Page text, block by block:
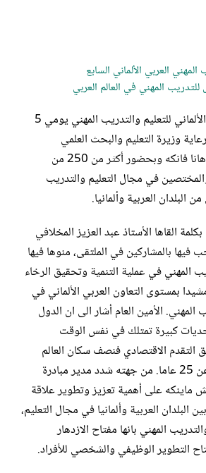
العربي الألماني السابع
المهني في العالم العربي
انعقد الملتقى العربي الألماني للتعليم والتدريب المهني يومي 5
2016 م برعاية وزيرة التعليم والبحث العلمي
الاتحادية الدكتورة يوهانا فانكه وبحضور أكثر من 250 من
في مجال التعليم والتدريب
البلدان العربية وألمانيا.
القاها الأستاذ عبد العزيز المخلافي
فيها بالمشاركين في الملتقى، منوها فيها
المهني في عملية التنمية وتحقيق الرخاء
بمستوى التعاون العربي الألماني في
المهني. الأمين العام أشار الى ان الدول
كبيرة تمتلك في نفس الوقت
التقدم الاقتصادي فنصف سكان العالم
العربي تقل أعمارهم عن 25 عاما. من جهته شدد مدير مبادرة
ماينكه على أهمية تعزيز وتطوير علاقة
البلدان العربية وألمانيا في مجال التعليم،
المهني بانها مفتاح الازدهار
التطوير الوظيفي والشخصي للأفراد.